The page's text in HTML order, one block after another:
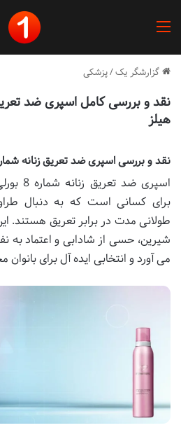
گزارشگر یک/پزشکی
هیلز
نقد و بررسی اسپری ضد تعریق زنانه شماره 8 بورلی
اسپری
برای کسانی است که به دنبال
طولانی مدت در برابر تعریق هستند.
شیرین، حسی از شادابی و اعتماد به
می آورد و انتخابی ایده آل برای